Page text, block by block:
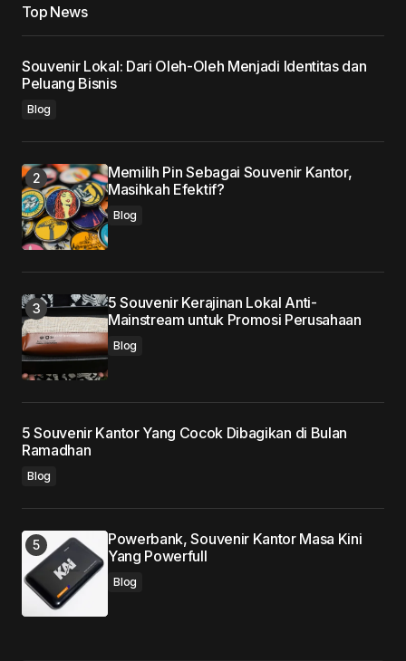
Your Name
Your E-mail *
Submit Comment
Top News
Souvenir Lokal: Dari Oleh-Oleh Menjadi Identitas dan
Peluang Bisnis
Blog
Memilih Pin Sebagai Souvenir Kantor,
Masihkah Efektif?
Blog
5 Souvenir Kerajinan Lokal Anti-
Mainstream untuk Promosi Perusahaan
Blog
5 Souvenir Kantor Yang Cocok Dibagikan di Bulan
Ramadhan
Blog
Powerbank, Souvenir Kantor Masa Kini
Yang Powerfull
Blog